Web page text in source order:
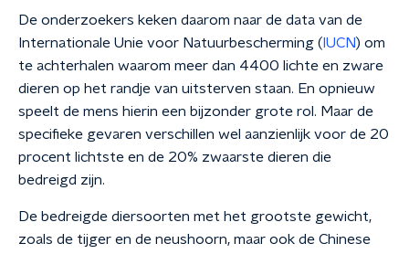
De onderzoekers keken daarom naar de data van de
Internationale Unie voor Natuurbescherming ( IUCN) om
te achterhalen waarom meer dan 4400 lichte en zware
dieren op het randje van uitsterven staan. En opnieuw
speelt de mens hierin een bijzonder grote rol. Maar de
specifieke gevaren verschillen wel aanzienlijk voor de 20
procent lichtste en de 20% zwaarste dieren die
bedreigd zijn.
De bedreigde diersoorten met het grootste gewicht,
zoals de tijger en de neushoorn, maar ook de Chinese